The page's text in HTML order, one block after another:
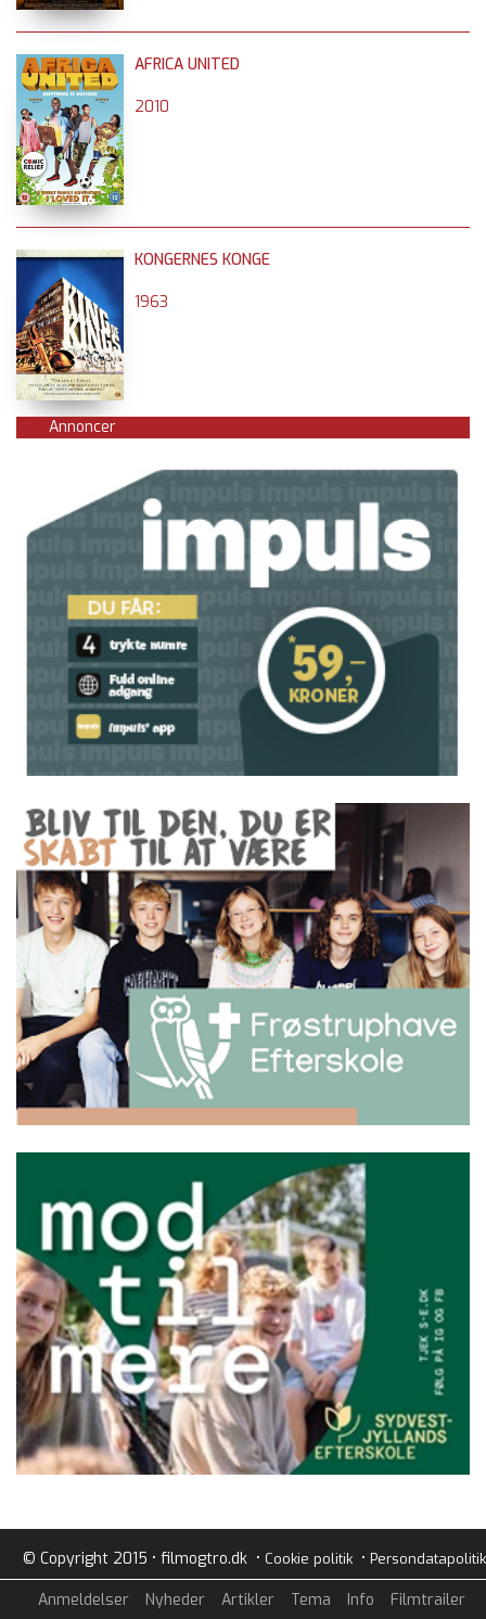
AFRICA UNITED
2010
KONGERNES KONGE
1963
Annoncer
© Copyright 2015 • filmogtro.dk • Cookie politik• Persondatapolitik
Anmeldelser Nyheder Artikler Tema Info Filmtrailer